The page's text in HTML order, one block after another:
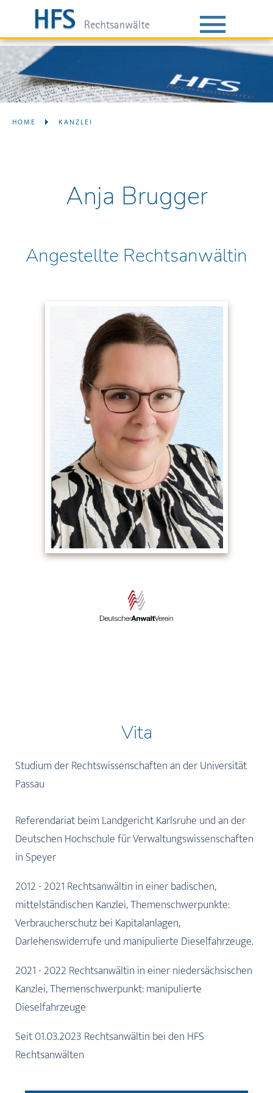
HOME KANZLEI
Anja Brugger
Angestellte Rechtsanwältin
Vita
Studium der Rechtswissenschaften an der Universität
Passau
Referendariat beim Landgericht Karlsruhe und an der
Deutschen Hochschule für Verwaltungswissenschaften
in Speyer
2012 - 2021 Rechtsanwältin in einer badischen,
mittelständischen Kanzlei, Themenschwerpunkte:
Verbraucherschutz bei Kapitalanlagen,
Darlehenswiderrufe und manipulierte Dieselfahrzeuge.
2021 - 2022 Rechtsanwältin in einer niedersächsischen
Kanzlei, Themenschwerpunkt: manipulierte
Dieselfahrzeuge
Seit 01.03.2023 Rechtsanwältin bei den HFS
Rechtsanwälten